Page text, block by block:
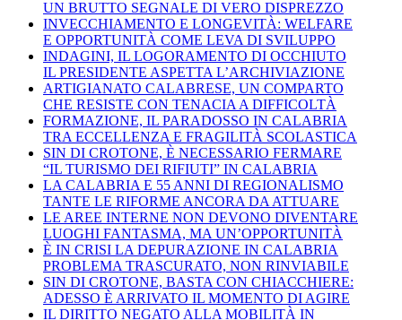
UN BRUTTO SEGNALE DI VERO DISPREZZO
INVECCHIAMENTO E LONGEVITÀ: WELFARE
E OPPORTUNITÀ COME LEVA DI SVILUPPO
INDAGINI, IL LOGORAMENTO DI OCCHIUTO
IL PRESIDENTE ASPETTA L’ARCHIVIAZIONE
ARTIGIANATO CALABRESE, UN COMPARTO
CHE RESISTE CON TENACIA A DIFFICOLTÀ
FORMAZIONE, IL PARADOSSO IN CALABRIA
TRA ECCELLENZA E FRAGILITÀ SCOLASTICA
SIN DI CROTONE, È NECESSARIO FERMARE
“IL TURISMO DEI RIFIUTI” IN CALABRIA
LA CALABRIA E 55 ANNI DI REGIONALISMO
TANTE LE RIFORME ANCORA DA ATTUARE
LE AREE INTERNE NON DEVONO DIVENTARE
LUOGHI FANTASMA, MA UN’OPPORTUNITÀ
È IN CRISI LA DEPURAZIONE IN CALABRIA
PROBLEMA TRASCURATO, NON RINVIABILE
SIN DI CROTONE, BASTA CON CHIACCHIERE:
ADESSO È ARRIVATO IL MOMENTO DI AGIRE
IL DIRITTO NEGATO ALLA MOBILITÀ IN